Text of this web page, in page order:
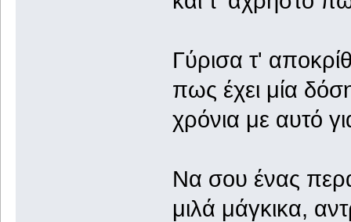
Γύρισα τ'
πως έχει μία
χρόνια με αυτό
Να σου ένας
μιλά μάγκικα,